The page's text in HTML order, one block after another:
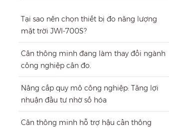
Tại sao nên chọn thiết bị đo năng lượng
mặt trời JWI-700S?
Cân thông minh đang làm thay đổi ngành
công nghiệp cân đo.
Nâng cấp quy mô công nghiệp: Tăng lợi
nhuận đầu tư nhờ số hóa
Cân thông minh hỗ trợ hậu cần thông